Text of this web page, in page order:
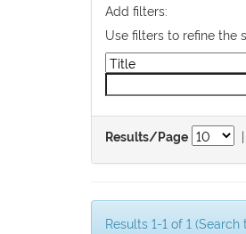
Add filters:
Use filters to refine the
Results/Page |
Results 1-1 of 1